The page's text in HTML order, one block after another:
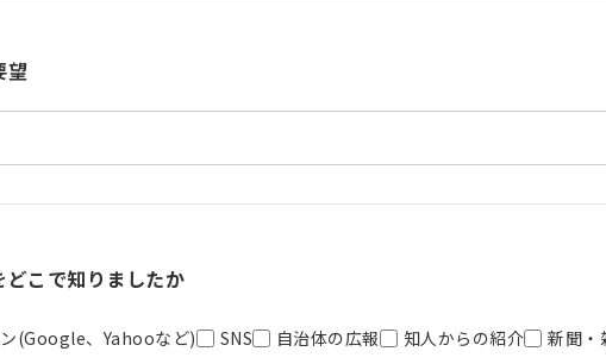
望
どこで知りましたか
(Google、Yahooなど) SNS 自治体の広報 知人からの紹介 新聞・